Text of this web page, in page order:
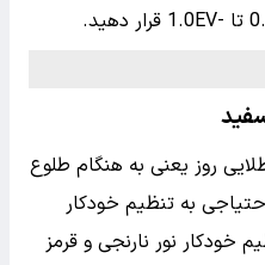
روز یعنی به هنگام طلوع
به تنظیم خودکار
خودکار نور نارنجی و قرمز